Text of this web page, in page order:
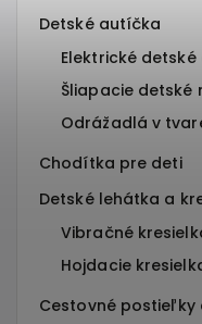
Detské autíčka
Elektrické
Šliapacie detské
Odrážadlá v
Chodítka pre deti
Detské lehátka a
Vibračné
Hojdacie
Cestovné postieľky